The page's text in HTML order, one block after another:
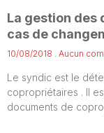
La gestion des
cas de
10/08/2018 Aucun
Le syndic est le
copropriétaires . Il
documents de